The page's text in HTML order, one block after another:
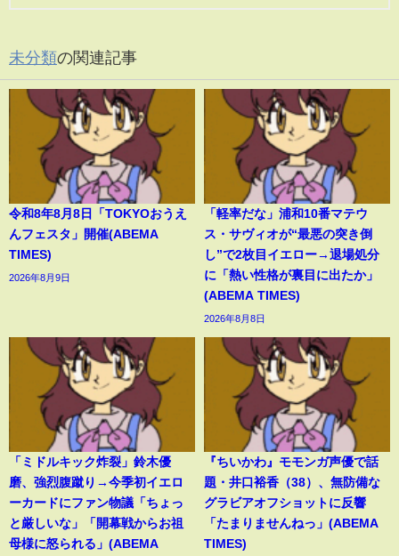
未分類の関連記事
令和8年8月8日「TOKYOおうえ
んフェスタ」開催(ABEMA
TIMES)
2026年8月9日
「軽率だな」浦和10番マテウ
ス・サヴィオが“最悪の突き倒
し”で2枚目イエロー→退場処分
に「熱い性格が裏目に出たか」
(ABEMA TIMES)
2026年8月8日
「ミドルキック炸裂」鈴木優
磨、強烈腹蹴り→今季初イエロ
ーカードにファン物議「ちょっ
と厳しいな」「開幕戦からお祖
母様に怒られる」(ABEMA
『ちいかわ』モモンガ声優で話
題・井口裕香（38）、無防備な
グラビアオフショットに反響
「たまりませんねっ」(ABEMA
TIMES)